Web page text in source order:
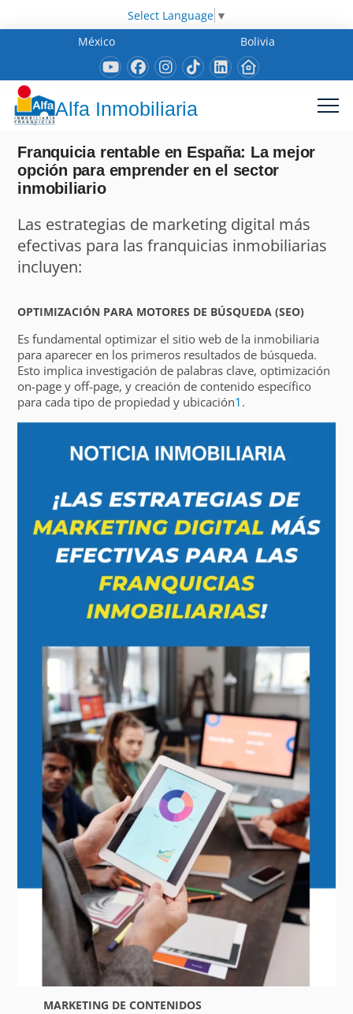
Select Language ▼
México
Bolivia
Alfa Inmobiliaria
Franquicia rentable en España: La mejor
opción para emprender en el sector
inmobiliario
Las estrategias de marketing digital más
efectivas para las franquicias inmobiliarias
incluyen:
OPTIMIZACIÓN PARA MOTORES DE BÚSQUEDA (SEO)
Es fundamental optimizar el sitio web de la inmobiliaria
para aparecer en los primeros resultados de búsqueda.
Esto implica investigación de palabras clave, optimización
on-page y off-page, y creación de contenido específico
para cada tipo de propiedad y ubicación1 .
MARKETING DE CONTENIDOS